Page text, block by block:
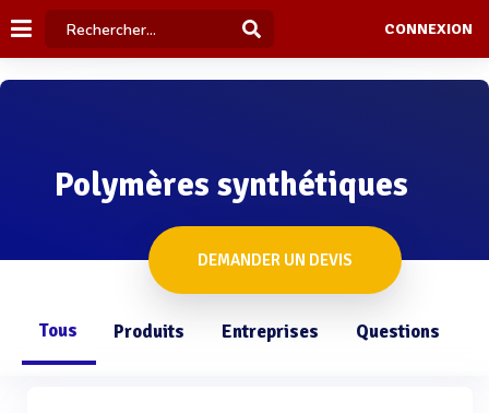
CONNEXION
Polymères synthétiques
DEMANDER UN DEVIS
Tous Produits Entreprises Questions